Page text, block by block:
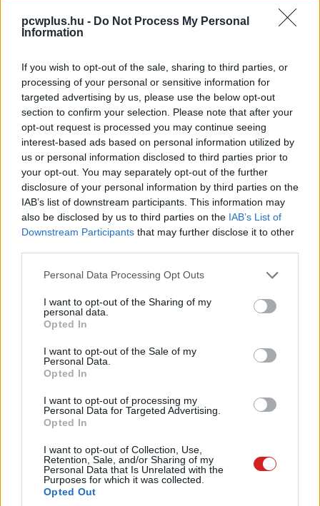
pcwplus.hu - Do Not Process My Personal
Information
If you wish to opt-out of the sale, sharing to third parties, or
processing of your personal or sensitive information for
targeted advertising by us, please use the below opt-out
section to confirm your selection. Please note that after your
opt-out request is processed you may continue seeing
interest-based ads based on personal information utilized by
us or personal information disclosed to third parties prior to
your opt-out. You may separately opt-out of the further
disclosure of your personal information by third parties on the
IAB’s list of downstream participants. This information may
also be disclosed by us to third parties on the IAB’s List of
Downstream Participants that may further disclose it to other
Please note that this website/app uses one or more Google
not limited to your visit or usage behaviour. You may click to
grant or deny consent to Google and its third-party tags to
use your data for below specified purposes in below Google
consent section.
Personal Data Processing Opt Outs
I want to opt-out of the Sharing of my
personal data.
Opted In
I want to opt-out of the Sale of my
Personal Data.
Opted In
I want to opt-out of processing my
Personal Data for Targeted Advertising.
Opted In
I want to opt-out of Collection, Use,
Retention, Sale, and/or Sharing of my
Personal Data that Is Unrelated with the
Purposes for which it was collected.
Opted Out
A készülék hátlapja puha tapintású bőrszerű borítást
kapott, amely nemcsak prémium megjelenést, hanem
kamera középpontjában a Sony LYTIA 700C szenzorra
épülő 50 MP-es főkamera áll, amely különösen gyenge
fényviszonyok között brillírozik. A második szenzor egy
50 MP-es ultraszéles látószögű kamera, beépített Macro
Vision funkcióval, amivel akár 2,5 cm-ről is készíthetünk
részletgazdag közeli fotókat. A harmadik kamera 10 MP-
es telefotó lencse Super Zoom képességekkel, míg az
előlapon egy 50 MP-es szelfikamera váltja a korábbi 32
MP-es egységet.
A Moto Edge 2025 egyik legérdekesebb újítása a
dedikált AI gomb, amely az úgynevezett Moto AI élményt
hívja elő. Olyan funkciók érhetők el egyetlen
gombnyomással, mint a "Next Move", amely intelligens
ajánlásokat ad a képernyőn látottak alapján, vagy a Catch
Me Up, amely összefoglalja az elmulasztott
átírások köré épül, míg a "Remember This" képek alapján
emlékeztet fontos dátumokra és részletekre. Az AI-
csomagja, a Gemini Live és a Circle to Search funkció is.
A belső teljesítményért a MediaTek Dimensity 7400